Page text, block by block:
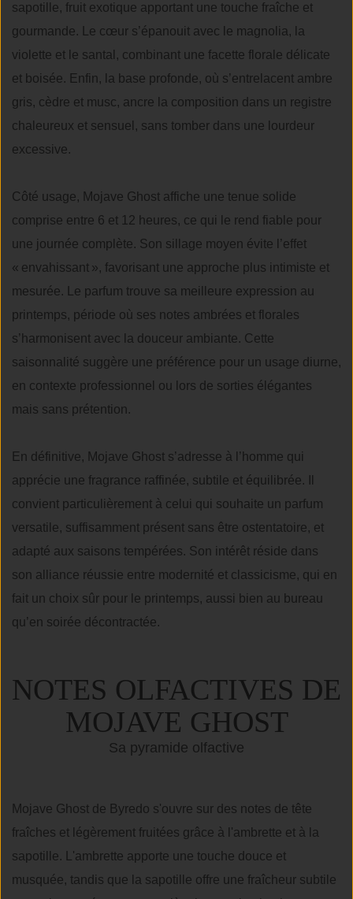
sapotille, fruit exotique apportant une touche fraîche et
gourmande. Le cœur s’épanouit avec le magnolia, la
violette et le santal, combinant une facette florale délicate
et boisée. Enfin, la base profonde, où s’entrelacent ambre
gris, cèdre et musc, ancre la composition dans un registre
chaleureux et sensuel, sans tomber dans une lourdeur
excessive.
Côté usage, Mojave Ghost affiche une tenue solide
comprise entre 6 et 12 heures, ce qui le rend fiable pour
une journée complète. Son sillage moyen évite l’effet
« envahissant », favorisant une approche plus intimiste et
mesurée. Le parfum trouve sa meilleure expression au
printemps, période où ses notes ambrées et florales
s’harmonisent avec la douceur ambiante. Cette
saisonnalité suggère une préférence pour un usage diurne,
en contexte professionnel ou lors de sorties élégantes
mais sans prétention.
En définitive, Mojave Ghost s’adresse à l’homme qui
apprécie une fragrance raffinée, subtile et équilibrée. Il
convient particulièrement à celui qui souhaite un parfum
versatile, suffisamment présent sans être ostentatoire, et
adapté aux saisons tempérées. Son intérêt réside dans
son alliance réussie entre modernité et classicisme, qui en
fait un choix sûr pour le printemps, aussi bien au bureau
qu’en soirée décontractée.
NOTES OLFACTIVES DE
MOJAVE GHOST
Sa pyramide olfactive
Mojave Ghost de Byredo s'ouvre sur des notes de tête
fraîches et légèrement fruitées grâce à l'ambrette et à la
sapotille. L'ambrette apporte une touche douce et
musquée, tandis que la sapotille offre une fraîcheur subtile